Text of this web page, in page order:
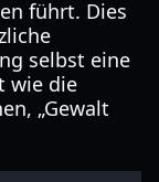
führt. Dies
selbst eine
wie die
„Gewalt